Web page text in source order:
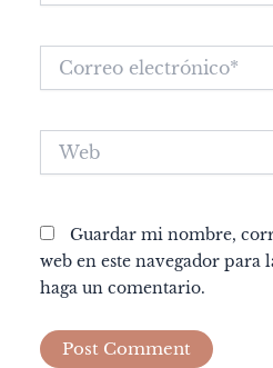
Correo
electrónico*
Guardar mi nombre,
web en este navegador para
haga un comentario.